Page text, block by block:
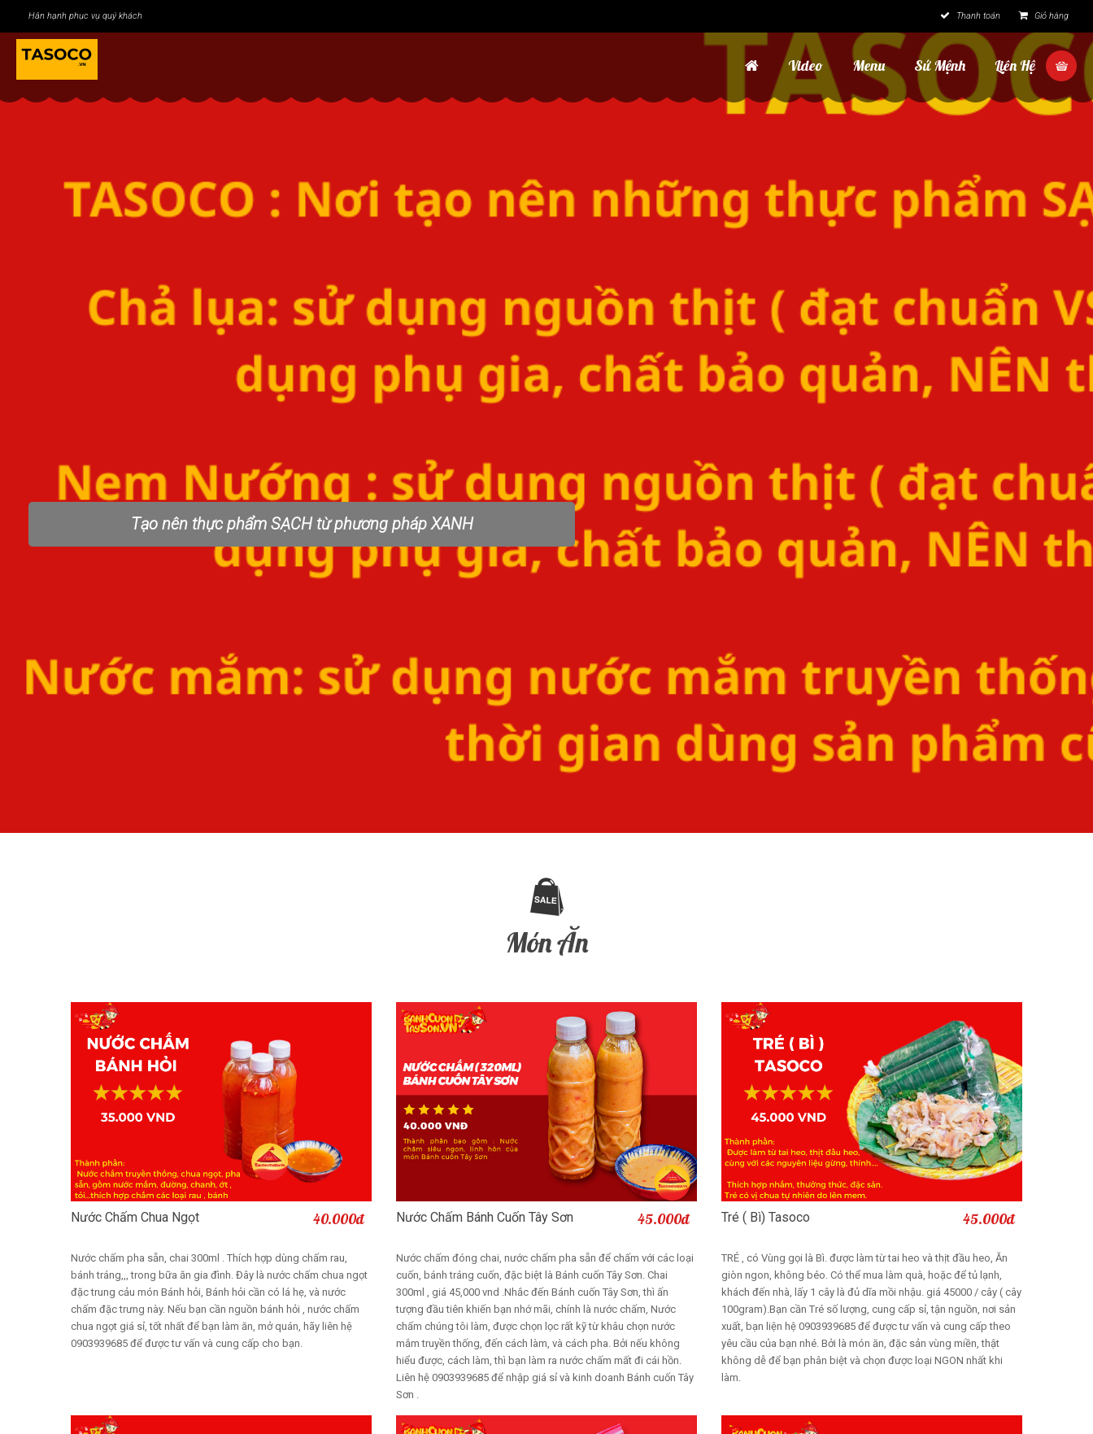
Hân hạnh phục vụ quý khách Thanh toán Giỏ hàng
Video Menu Sứ Mệnh Liên Hệ
Tạo nên thực phẩm SẠCH từ phương pháp XANH
Món Ăn
Thêm vào giỏ
Nước Chấm Chua Ngọt 40.000đ
Nước chấm pha sẵn, chai 300ml . Thích hợp dùng chấm rau,
bánh tráng,,, trong bữa ăn gia đình. Đây là nước chấm chua ngọt
đặc trung cảu món Bánh hỏi, Bánh hỏi cần có lá hẹ, và nước
chấm đặc trưng này. Nếu bạn cần nguồn bánh hỏi , nước chấm
chua ngọt giá sỉ, tốt nhất để bạn làm ăn, mở quán, hãy liên hệ
0903939685 để được tư vấn và cung cấp cho bạn.
Thêm vào giỏ
Nước Chấm Bánh Cuốn Tây Sơn 45.000đ
Nước chấm đóng chai, nước chấm pha sẵn để chấm với các loại
cuốn, bánh tráng cuốn, đặc biệt là Bánh cuốn Tây Sơn. Chai
300ml , giá 45,000 vnd .Nhắc đến Bánh cuốn Tây Sơn, thì ấn
tượng đầu tiên khiến bạn nhớ mãi, chính là nước chấm, Nước
chấm chúng tôi làm, được chọn lọc rất kỹ từ khâu chọn nước
mắm truyền thống, đến cách làm, và cách pha. Bởi nếu không
hiểu được, cách làm, thì bạn làm ra nước chấm mất đi cái hồn.
Liên hệ 0903939685 để nhập giá sỉ và kinh doanh Bánh cuốn Tây
Sơn .
Thêm vào giỏ
Tré ( Bì) Tasoco 45.000đ
TRÉ , có Vùng gọi là Bì. được làm từ tai heo và thịt đầu heo, Ăn
giòn ngon, không béo. Có thể mua làm quà, hoặc để tủ lạnh,
khách đến nhà, lấy 1 cây là đủ dĩa mồi nhậu. giá 45000 / cây ( cây
100gram).Bạn cần Tré số lượng, cung cấp sỉ, tận nguồn, nơi sản
xuất, bạn liện hệ 0903939685 để được tư vấn và cung cấp theo
yêu cầu của bạn nhé. Bởi là món ăn, đặc sản vùng miền, thật
không dễ để bạn phân biệt và chọn được loại NGON nhất khi
làm.